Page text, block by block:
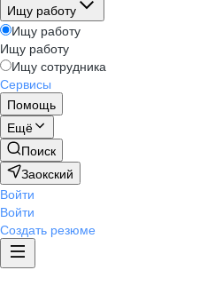
Ищу работу
Ищу работу
Ищу работу
Ищу сотрудника
Сервисы
Помощь
Ещё
Поиск
Заокский
Войти
Войти
Создать резюме